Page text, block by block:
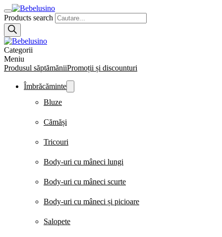
Products search
Categorii
Meniu
Produsul săptămăniiPromoții și discounturi
Îmbrăcăminte
Bluze
Cămăși
Tricouri
Body-uri cu mâneci lungi
Body-uri cu mâneci scurte
Body-uri cu mâneci și picioare
Salopete